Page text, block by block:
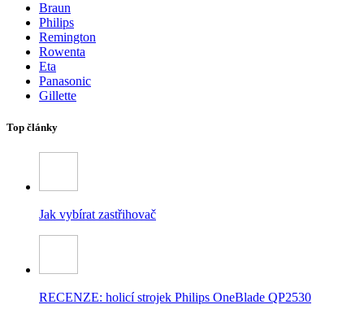
Braun
Philips
Remington
Rowenta
Eta
Panasonic
Gillette
Top články
Jak vybírat zastřihovač
RECENZE: holicí strojek Philips OneBlade QP2530